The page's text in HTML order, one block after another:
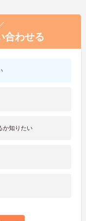
合わせる
か知りたい